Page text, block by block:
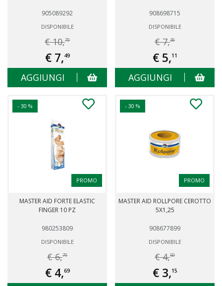
905089292
DISPONIBILE
€ 10,70
€ 7,49
AGGIUNGI
908698715
DISPONIBILE
€ 7,30
€ 5,11
AGGIUNGI
- 30 %
PROMO
MASTER AID FORTE ELASTIC
FINGER 10 PZ
980253809
DISPONIBILE
€ 6,70
€ 4,69
- 30 %
PROMO
MASTER AID ROLLPORE CEROTTO
5X1,25
908677899
DISPONIBILE
€ 4,50
€ 3,15